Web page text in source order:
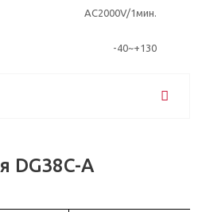
AC2000V/1мин.
-40~+130
DG38C-A